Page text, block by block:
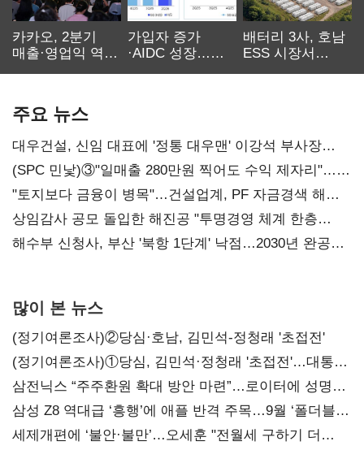
카카오, 2분기
매출·영업익 역대
가입자 증가
·AIDC 성장…
배터리 3사, 호남
ESS 시장서
주요 뉴스
대우건설, 신임 대표에 '정통 대우맨' 이강석 부사장
내정
(SPC 민낯)③"일매출 280만원 찍어도 수익 제자리"…
점주 울리는 '상시 할인'
"토지보다 금융이 병목"…건설업계, PF 자금경색 해소
목소리
상임감사 공모 돌입한 해진공 "투명경영 체계 한층
강화"
해수부 신청사, 부산 '북항 1단계' 낙점…2030년 완공
많이 본 뉴스
(정기여론조사)②당심·호남, 김민석-정청래 '초접전'
(정기여론조사)①당심, 김민석·정청래 '초접전'…대통령
지지도 '50% 아래로'(종합)
삼전닉스 “주주환원 확대 방안 마련”…로이터에 성명
보내
삼성 Z8 역대급 ‘흥행’에 애플 반격 주목…9월 ‘폴더블
대전’
세제개편에 ‘불안·불만’…오세훈 "전월세 구하기 더